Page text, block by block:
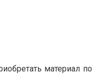
материал по